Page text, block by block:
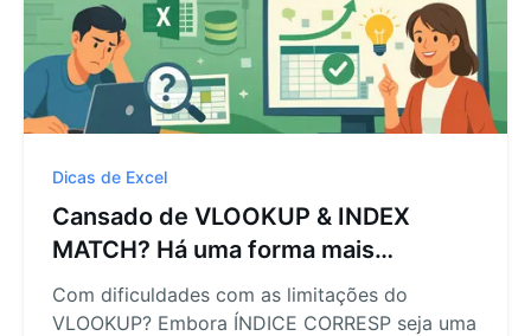
Dicas de Excel
Cansado de VLOOKUP & INDEX
MATCH? Há uma forma mais
inteligente de procurar dados no
Excel
Com dificuldades com as limitações do
VLOOKUP? Embora ÍNDICE CORRESP seja uma